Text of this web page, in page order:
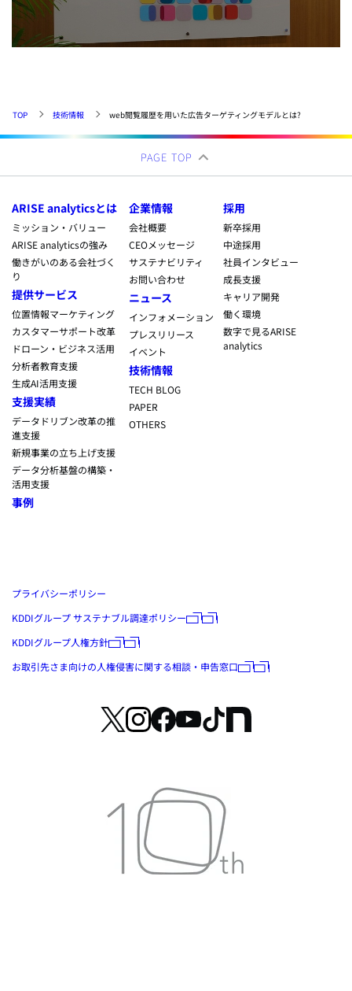
TOP 技術情報 web閲覧履歴を用いた広告ターゲティングモデルとは?
PAGE TOP
プライバシーポリシー
KDDIグループ サステナブル調達ポリシー
KDDIグループ人権方針
お取引先さま向けの人権侵害に関する相談・申告窓口
ARISE analyticsとは
ミッション・バリュー
ARISE analyticsの強み
働きがいのある会社づく
り
提供サービス
位置情報マーケティング
カスタマーサポート改革
ドローン・ビジネス活用
分析者教育支援
生成AI活用支援
支援実績
データドリブン改革の推
進支援
新規事業の立ち上げ支援
データ分析基盤の構築・
活用支援
事例
企業情報
会社概要
CEOメッセージ
サステナビリティ
お問い合わせ
ニュース
インフォメーション
プレスリリース
イベント
技術情報
TECH BLOG
PAPER
OTHERS
採用
新卒採用
中途採用
社員インタビュー
成長支援
キャリア開発
働く環境
数字で見るARISE
analytics